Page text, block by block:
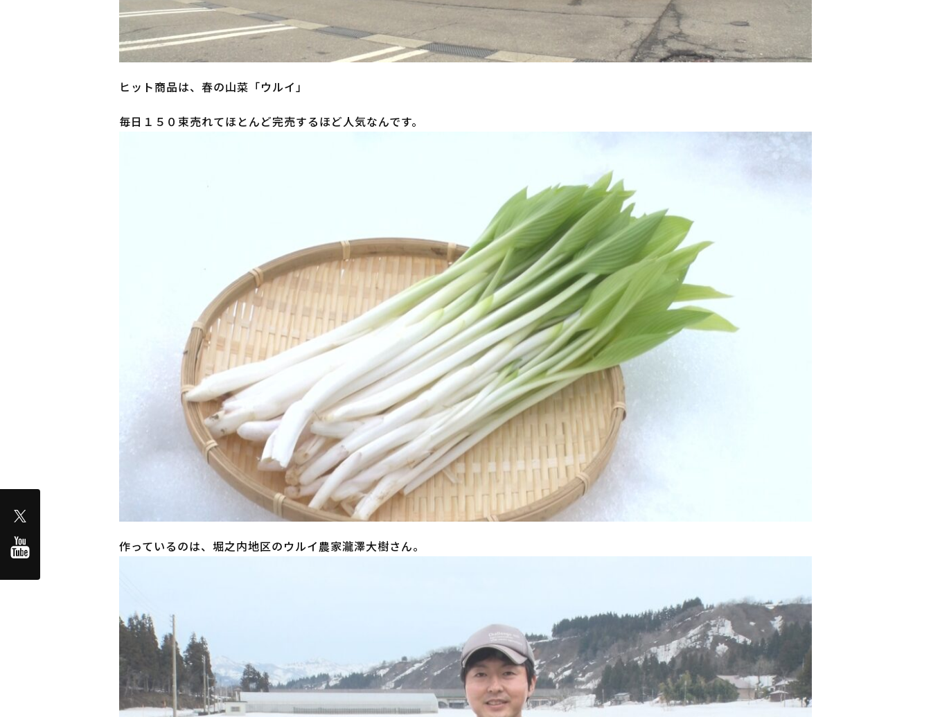
ヒット商品は、春の山菜「ウルイ」
毎日１５０束売れてほとんど完売するほど人気なんです。
作っているのは、堀之内地区のウルイ農家瀧澤大樹さん。